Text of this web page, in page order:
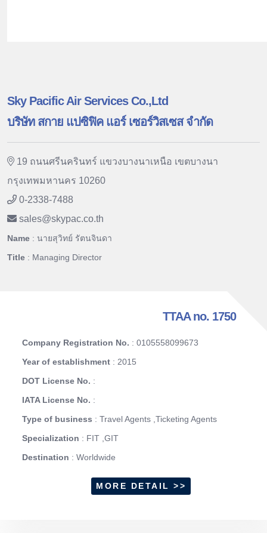
Sky Pacific Air Services Co.,Ltd
บริษัท สกาย แปซิฟิค แอร์ เซอร์วิสเซส จำกัด
19 ถนนศรีนครินทร์ แขวงบางนาเหนือ เขตบางนา
กรุงเทพมหานคร 10260
0-2338-7488
sales@skypac.co.th
Name : นายสุวิทย์ รัตนจินดา
Title : Managing Director
TTAA no. 1750
Company Registration No. : 0105558099673
Year of establishment : 2015
DOT License No. :
IATA License No. :
Type of business : Travel Agents ,Ticketing Agents
Specialization : FIT ,GIT
Destination : Worldwide
MORE DETAIL >>